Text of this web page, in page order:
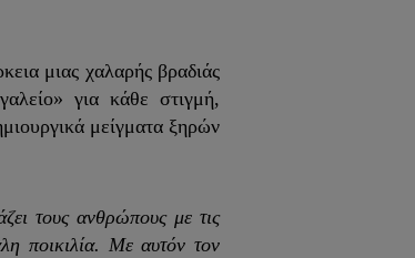
μιας χαλαρής βραδιάς
για κάθε στιγμή,
μείγματα ξηρών
τους ανθρώπους με τις
ποικιλία. Με αυτόν τον